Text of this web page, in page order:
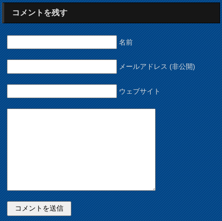
コメントを残す
名前
メールアドレス (非公開)
ウェブサイト